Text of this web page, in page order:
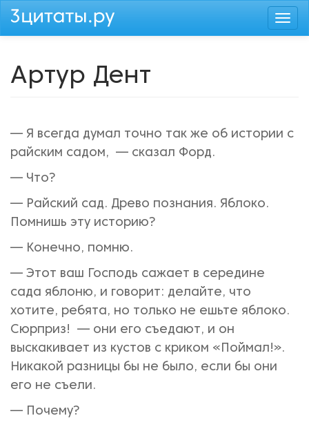
Перейти
Артур Дент
— Я всегда думал точно так же об истории с
райским садом, — сказал Форд.
— Что?
— Райский сад. Древо познания. Яблоко.
Помнишь эту историю?
— Конечно, помню.
— Этот ваш Господь сажает в середине
сада яблоню, и говорит: делайте, что
хотите, ребята, но только не ешьте яблоко.
Сюрприз! — они его съедают, и он
выскакивает из кустов с криком «Поймал!».
Никакой разницы бы не было, если бы они
его не съели.
— Почему?